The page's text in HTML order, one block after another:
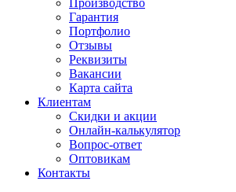
Производство
Гарантия
Портфолио
Отзывы
Реквизиты
Вакансии
Карта сайта
Клиентам
Скидки и акции
Онлайн-калькулятор
Вопрос-ответ
Оптовикам
Контакты